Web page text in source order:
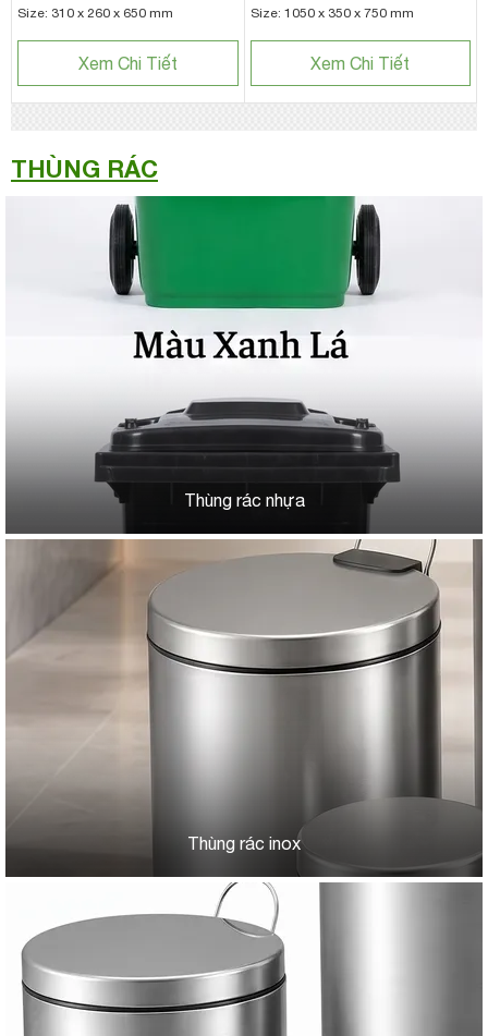
Size: 310 x 260 x 650 mm
Xem Chi Tiết
Size: 1050 x 350 x 750 mm
Xem Chi Tiết
THÙNG RÁC
Thùng rác nhựa
Thùng rác inox